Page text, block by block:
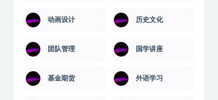
动画设计 历史文化
团队管理 国学讲座
基金期货 外语学习